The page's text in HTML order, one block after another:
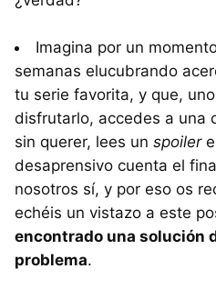
Imagina por un
semanas elucubrando
tu serie favorita, y que,
disfrutarlo, accedes a una
sin querer, lees un spoiler
desaprensivo cuenta el
nosotros sí, y por eso os
echéis un vistazo a este
encontrado una solución
problema.